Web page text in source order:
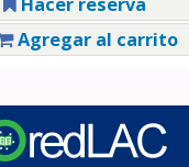
Agregar al carrito